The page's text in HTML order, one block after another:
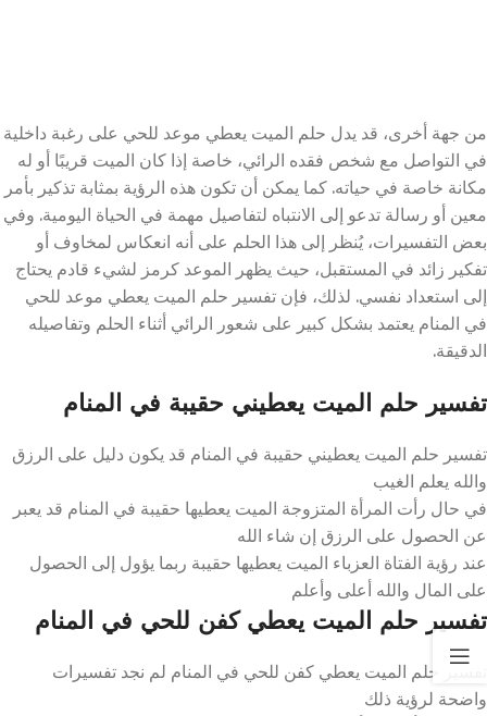
من جهة أخرى، قد يدل حلم الميت يعطي موعد للحي على رغبة داخلية
في التواصل مع شخص فقده الرائي، خاصة إذا كان الميت قريبًا أو له
مكانة خاصة في حياته. كما يمكن أن تكون هذه الرؤية بمثابة تذكير بأمر
معين أو رسالة تدعو إلى الانتباه لتفاصيل مهمة في الحياة اليومية. وفي
بعض التفسيرات، يُنظر إلى هذا الحلم على أنه انعكاس لمخاوف أو
تفكير زائد في المستقبل، حيث يظهر الموعد كرمز لشيء قادم يحتاج
إلى استعداد نفسي. لذلك، فإن تفسير حلم الميت يعطي موعد للحي
في المنام يعتمد بشكل كبير على شعور الرائي أثناء الحلم وتفاصيله
الدقيقة.
تفسير حلم الميت يعطيني حقيبة في المنام
تفسير حلم الميت يعطيني حقيبة في المنام قد يكون دليل على الرزق
والله يعلم الغيب
في حال رأت المرأة المتزوجة الميت يعطيها حقيبة في المنام قد يعبر
عن الحصول على الرزق إن شاء الله
عند رؤية الفتاة العزباء الميت يعطيها حقيبة ربما يؤول إلى الحصول
على المال والله أعلى وأعلم
تفسير حلم الميت يعطي كفن للحي في المنام
تفسير حلم الميت يعطي كفن للحي في المنام لم نجد تفسيرات
واضحة لرؤية ذلك